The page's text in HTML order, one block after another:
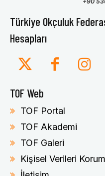
Türkiye Okçuluk
Hesapları
TOF Web
TOF Portal
TOF Akademi
TOF Galeri
Kişisel Verileri